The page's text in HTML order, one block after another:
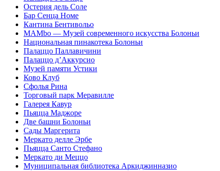
Остерия дель Соле
Бар Сенца Номе
Кантина Бентивольо
MAMbo — Музей современного искусства Болоньи
Национальная пинакотека Болоньи
Палаццо Паллавичини
Палаццо д’Аккурсио
Музей памяти Устики
Ково Клуб
Сфолья Рина
Торговый парк Меравилле
Галерея Кавур
Пьяцца Маджоре
Две башни Болоньи
Сады Маргерита
Меркато делле Эрбе
Пьяцца Санто Стефано
Меркато ди Меццо
Муниципальная библиотека Аркиджинназио